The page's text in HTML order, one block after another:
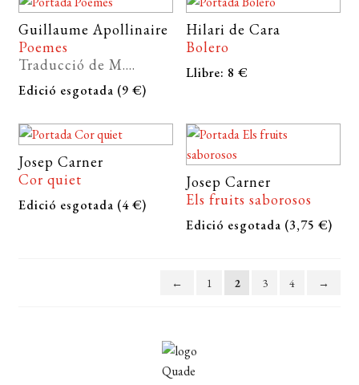
Guillaume Apollinaire
Poemes
Traducció de M....
Edició esgotada (9 €)
Hilari de Cara
Bolero
Llibre: 8 €
Josep Carner
Cor quiet
Edició esgotada (4 €)
Josep Carner
Els fruits saborosos
Edició esgotada (3,75 €)
← 1 2 3 4 →